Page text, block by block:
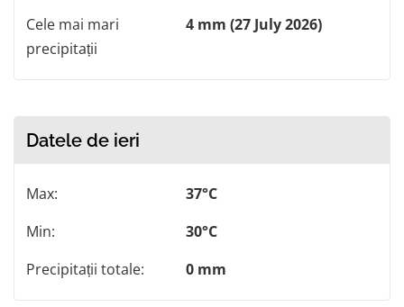
Cele mai mari
precipitații
4 mm (27 July 2026)
Datele de ieri
Max:
37°C
Min:
30°C
Precipitații totale:
0 mm